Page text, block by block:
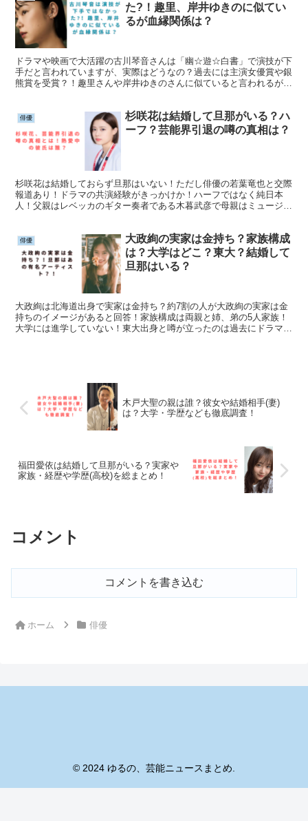
た?！趣里、岸井ゆきのに似てい
るが血縁関係は？
ドラマや映画で大活躍の古川琴音さんは「幽☆遊☆白書」で演技が下
手だと言われていますが、実際はどうなの？過去には主演女優賞や銀
熊賞を受賞？！趣里さんや岸井ゆきのさんに似ていると言われるが実
俳優
杉咲花は結婚して旦那がいる？ハ
ーフ？芸能界引退の噂の真相は？
杉咲花は結婚しておらず旦那はいない！ただし俳優の若葉竜也と交際
報道あり！ドラマの共演経験がきっかけか！ハーフではなく純日本
人！父親はレベッカのギター奏者である木暮武彦で母親はミュージシ
俳優
大政絢の実家は金持ち？家族構成
は？大学はどこ？東大？結婚して
旦那はいる？
大政絢は北海道出身で実家は金持ち？約7割の人が大政絢の実家は金
持ちのイメージがあると回答！家族構成は両親と姉、弟の5人家族！
大学には進学していない！東大出身と噂が立ったのは過去にドラマで
木戸大聖の親は誰？彼女や結婚相手(妻)
は？大学・学歴なども徹底調査！
福田愛依は結婚して旦那がいる？実家や
家族・経歴や学歴(高校)を総まとめ！
コメント
コメントを書き込む
ホーム 俳優
© 2024 ゆるの、芸能ニュースまとめ.